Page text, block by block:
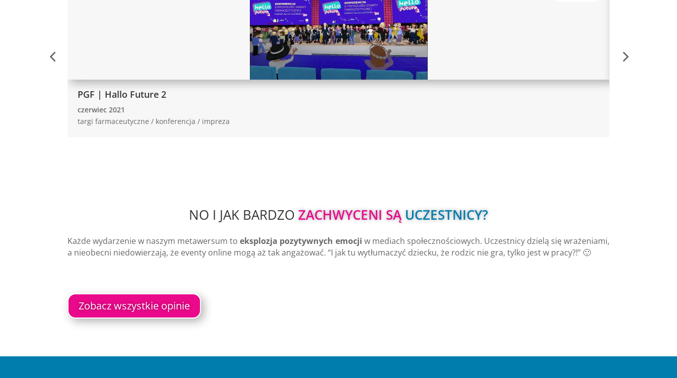
PGF | Hallo Future 2
czerwiec 2021
targi farmaceutyczne / konferencja / impreza
NO I JAK BARDZO ZACHWYCENI SĄ UCZESTNICY?
Każde wydarzenie w naszym metawersum toeksplozja pozytywnych emocji w mediach społecznościowych. Uczestnicy dzielą się wrażeniami,
a nieobecni niedowierzają, że eventy online mogą aż tak angażować. “I jak tu wytłumaczyć dziecku, że rodzic nie gra, tylko jest w pracy?!” 🙂
Zobacz wszystkie opinie